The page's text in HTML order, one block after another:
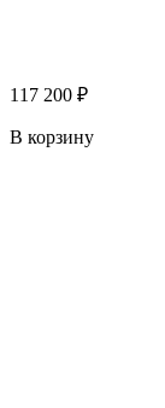
117 200 ₽
В корзину